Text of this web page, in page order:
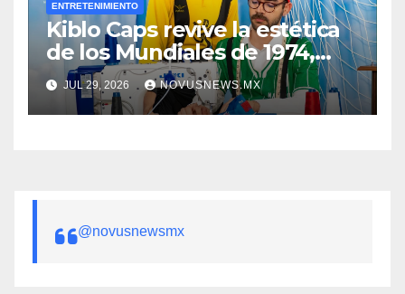
ENTRETENIMIENTO
Kiblo Caps revive la estética
de los Mundiales de 1974,
1986, 1990 y 1998
JUL 29, 2026 NOVUSNEWS.MX
@novusnewsmx